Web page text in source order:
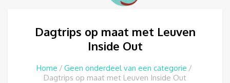
Dagtrips op maat met Leuven
Inside Out
Home
Geen onderdeel van een categorie
Dagtrips op maat met Leuven Inside Out